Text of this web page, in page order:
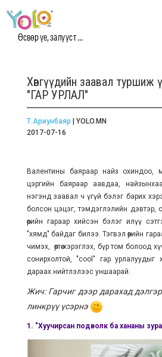
Өсвөр үе, залууст ...
Хөвгүүдийн заавал туршиж
"ГАР УРЛАЛ"
Т.Ариунбаяр | YOLO.MN
2017-07-16
Валентины баяраар найз охиндоо,
цэргийн баяраар аавдаа, найзынхаа
нэгэнд заавал ч үгүй бэлэг барих
болсон цэцэг, тэмдэглэлийн дэвтэр,
өөрийн гараар хийсэн бэлэг илүү
"хямд" байдаг билээ. Тэгвэл өөрийн
чимэх, өөртөө хэрэглэх, бүр том болоод
сонирхолтой, "cool" гар урлалуудыг
дараах нийтлэлээс уншаарай.
Жич: Гарчиг дээр дарахад
линкрүү үсэрнэ
1. "Хуучирсан подволкба хананы